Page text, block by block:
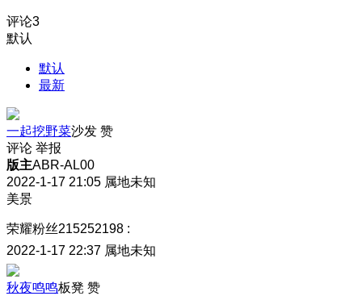
评论3
默认
默认
最新
一起挖野菜沙发 赞
评论 举报
版主ABR-AL00
2022-1-17 21:05 属地未知
美景
荣耀粉丝215252198 :
2022-1-17 22:37 属地未知
秋夜鸣鸣板凳 赞